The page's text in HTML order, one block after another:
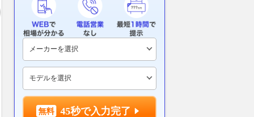
ンに、ドライバーから批判が集
まるのは分かっていたと明か
す……しかし「今年のレースは
面白い」と主張
motorsport.com 日本版
急ぎすぎた」2026年の混乱に
2026.08.05 motorsport.com 日本版
45秒で入力完了